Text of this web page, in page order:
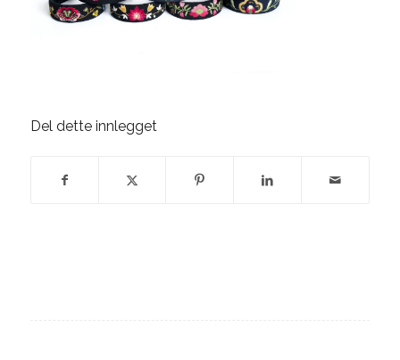
Del dette innlegget